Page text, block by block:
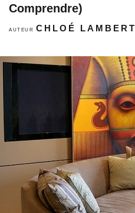
Comprendre)
AUTEURCHLOÉ LAMBERT